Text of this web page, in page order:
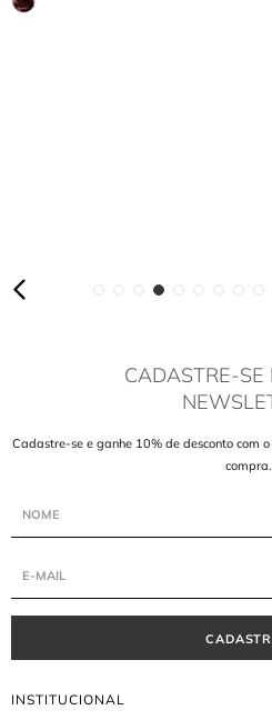
CADASTRE-SE
Cadastre-se e ganhe 10% de desconto com
compra.
INSTITUCIONAL